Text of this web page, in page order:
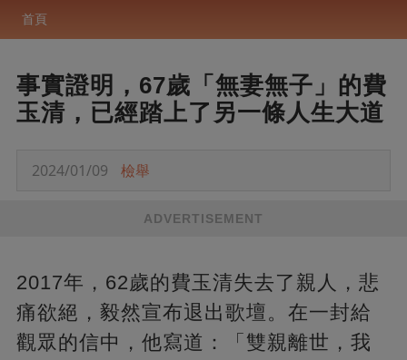
首頁
事實證明，67歲「無妻無子」的費
玉清，已經踏上了另一條人生大道
2024/01/09 檢舉
ADVERTISEMENT
2017年，62歲的費玉清失去了親人，悲
痛欲絕，毅然宣布退出歌壇。在一封給
觀眾的信中，他寫道：「雙親離世，我